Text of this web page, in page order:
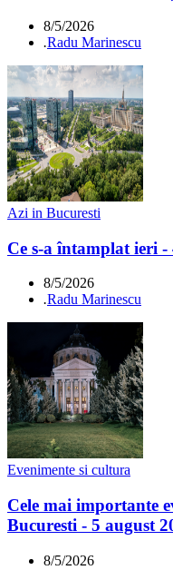
8/5/2026
.Radu Marinescu
Azi in Bucuresti
Ce s-a întamplat ieri
8/5/2026
.Radu Marinescu
Evenimente si cultura
Cele mai importante
Bucuresti - 5 august
8/5/2026